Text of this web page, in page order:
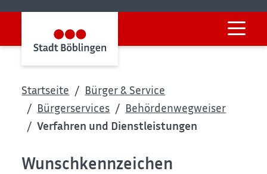
Startseite
Bürger & Service
Bürgerservices
Behördenwegweiser
Verfahren und Dienstleistungen
Wunschkennzeichen